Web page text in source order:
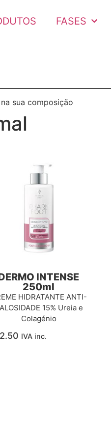
FASES
sua composição
INTENSE
250ml
HIDRATANTE ANTI-
15% Ureia e
Colagénio
IVA inc.